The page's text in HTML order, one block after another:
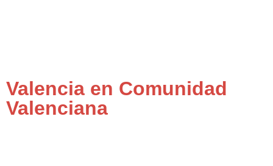
Valencia en Comunidad
Valenciana